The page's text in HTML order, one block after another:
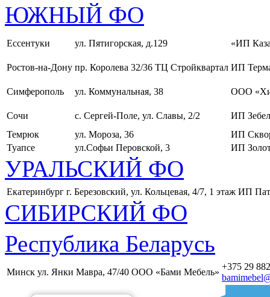
ЮЖНЫЙ ФО
Ессентуки ул. Пятигорская, д.129 «ИП
Ростов-на-Дону пр. Королева 32/36 ТЦ Стройквартал ИП
Симферополь ул. Коммунальная, 38 ООО
Сочи с. Сергей-Поле, ул. Славы, 2/2
ИП
Темрюк
ул. Мороза, 36
ИП
Туапсе
ул.Софьи Перовской, 3 ИП
УРАЛЬСКИЙ ФО
Екатеринбург г. Березовский, ул. Кольцевая, 4/7, 1 этаж ИП
СИБИРСКИЙ ФО
Республика Беларусь
Минск ул. Янки Мавра, 47/40 ООО «Бами Мебель»
+375 29